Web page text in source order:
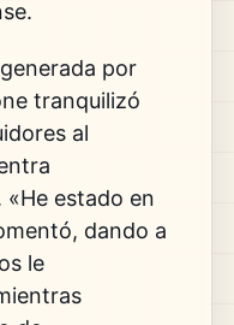
por
tranquilizó
al
«He estado en
dando a
le